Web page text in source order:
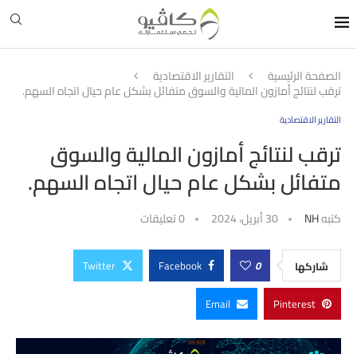
الصفحة الرئيسية التقارير الاقتصادية
ترقب لنتائج أمازون المالية والسوق متفائل بشكل عام حيال اتجاه السهم.
التقارير الاقتصادية
ترقب لنتائج أمازون المالية والسوق
متفائل بشكل عام حيال اتجاه السهم.
كتبهNH 30 أبريل، 2024 0 تعليقات
شاركها 0
Facebook
Twitter
Pinterest
Email